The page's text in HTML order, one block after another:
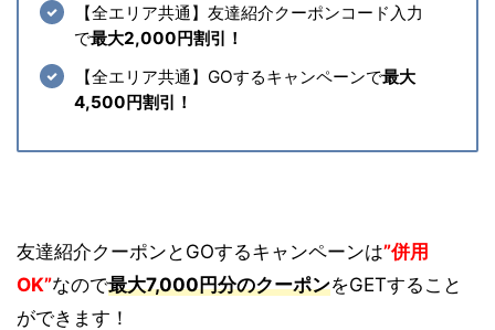
【全エリア共通】友達紹介クーポンコード入力
で最大2,000円割引！
【全エリア共通】GOするキャンペーンで最大
4,500円割引！
友達紹介クーポンとGOするキャンペーンは”併用
OK”なので最大7,000円分のクーポンをGETすること
ができます！